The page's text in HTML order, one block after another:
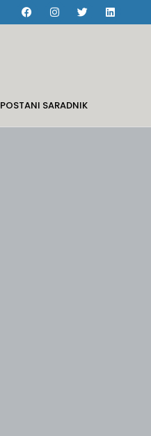
POSTANI SARADNIK